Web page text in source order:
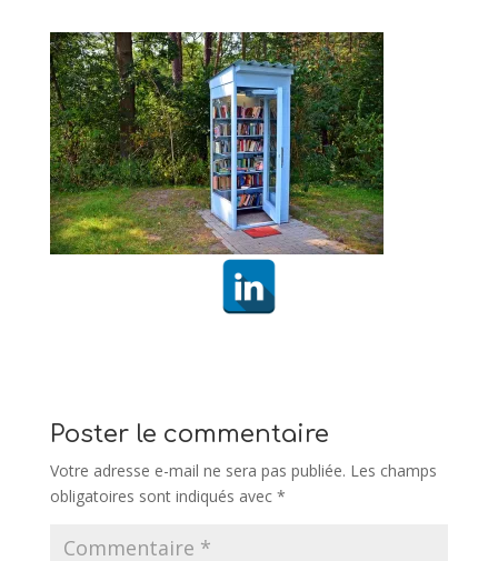
Poster le commentaire
Votre adresse e-mail ne sera pas publiée. Les champs
obligatoires sont indiqués avec *